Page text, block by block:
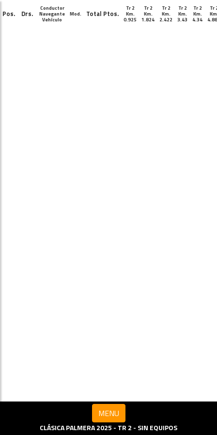
Pos. Drs.
Conductor
Navegante
Vehículo
Mod. Total Ptos.
Tr 2
Km.
0.925
Tr 2
Km.
1.824
Tr 2
Km.
2.422
Tr 2
Km.
3.43
Tr 2
Km.
4.34
Tr
MENU
CLÁSICA PALMERA 2025 - TR 2 - SIN EQUIPOS